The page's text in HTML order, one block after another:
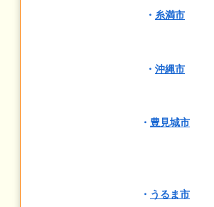
・ 糸満市
・ 沖縄市
・ 豊見城市
・ うるま市